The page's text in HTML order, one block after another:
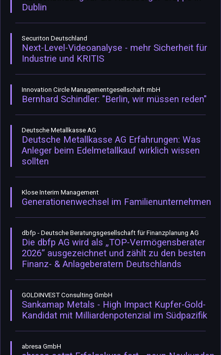
Dublin
Securiton Deutschland
Next-Level-Videoanalyse - mehr Sicherheit für
Industrie und KRITIS
Innovation Circle Managementgesellschaft mbH
Bernhard Schindler: "Berlin, wir müssen reden"
Deutsche Metallkasse AG
Deutsche Metallkasse AG Erfahrungen: Was
Anleger beim Edelmetallkauf wirklich wissen
sollten
Klose Interim Management
Generationenwechsel im Familienunternehmen
dbfp - Deutsche Beratungsgesellschaft für Finanzplanung AG
Die dbfp AG wird als „TOP-Vermögensberater
2026“ ausgezeichnet und zählt zu den besten
Finanz- & Anlageberatern Deutschlands
GOLDINVEST Consulting GmbH
Sankamap Metals - High Impact Kupfer-Gold-
Kandidat mit Milliardenpotenzial im Südpazifik
abresa GmbH